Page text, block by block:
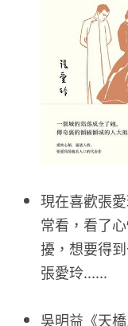
現在喜歡張
常看，看了
擾，想要得
張愛玲......
吳明益《天